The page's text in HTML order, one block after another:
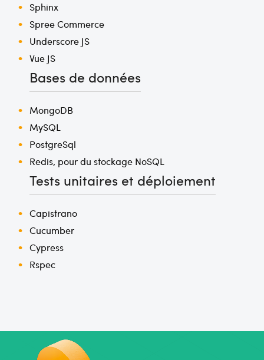
Sphinx
Spree Commerce
Underscore JS
Vue JS
Bases de données
MongoDB
MySQL
PostgreSql
Redis, pour du stockage NoSQL
Tests unitaires et déploiement
Capistrano
Cucumber
Cypress
Rspec